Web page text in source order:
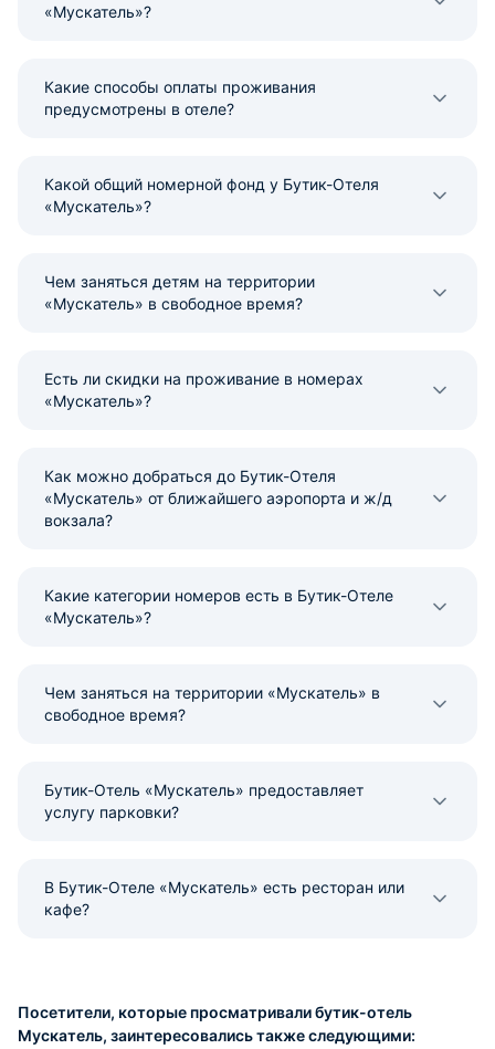
«Мускатель»?
Какие способы оплаты проживания
предусмотрены в отеле?
Какой общий номерной фонд у Бутик-Отеля
«Мускатель»?
Чем заняться детям на территории
«Мускатель» в свободное время?
Есть ли скидки на проживание в номерах
«Мускатель»?
Как можно добраться до Бутик-Отеля
«Мускатель» от ближайшего аэропорта и ж/д
вокзала?
Какие категории номеров есть в Бутик-Отеле
«Мускатель»?
Чем заняться на территории «Мускатель» в
свободное время?
Бутик-Отель «Мускатель» предоставляет
услугу парковки?
В Бутик-Отеле «Мускатель» есть ресторан или
кафе?
Посетители, которые просматривали бутик-отель
Мускатель, заинтересовались также следующими: